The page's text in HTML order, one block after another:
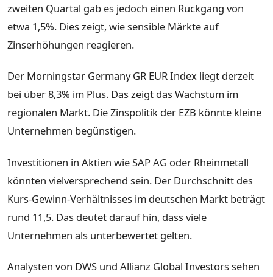
zweiten Quartal gab es jedoch einen Rückgang von
etwa 1,5%. Dies zeigt, wie sensible Märkte auf
Zinserhöhungen reagieren.
Der Morningstar Germany GR EUR Index liegt derzeit
bei über 8,3% im Plus. Das zeigt das Wachstum im
regionalen Markt. Die Zinspolitik der EZB könnte kleine
Unternehmen begünstigen.
Investitionen in Aktien wie SAP AG oder Rheinmetall
könnten vielversprechend sein. Der Durchschnitt des
Kurs-Gewinn-Verhältnisses im deutschen Markt beträgt
rund 11,5. Das deutet darauf hin, dass viele
Unternehmen als unterbewertet gelten.
Analysten von DWS und Allianz Global Investors sehen